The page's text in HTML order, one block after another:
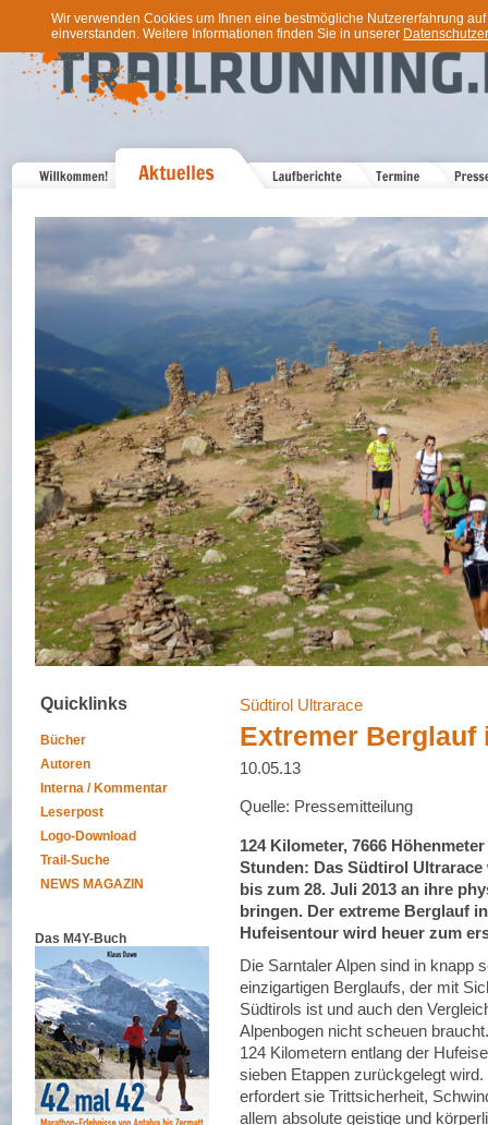
Wir verwenden Cookies um Ihnen eine bestmögliche Nutzererfahrung
einverstanden. Weitere Informationen finden Sie in unserer
Quicklinks
Bücher
Autoren
Interna / Kommentar
Leserpost
Logo-Download
Trail-Suche
NEWS MAGAZIN
Das M4Y-Buch
Südtirol Ultrarace
Extremer Berglauf
10.05.13
Quelle: Pressemitteilung
124 Kilometer, 7666
Stunden: Das Südtirol
bis zum 28. Juli 2013 an ihre
bringen. Der extreme Berglauf
Hufeisentour wird heuer zum
Die Sarntaler Alpen sind in knapp
einzigartigen Berglaufs, der mit
Südtirols ist und auch den
Alpenbogen nicht scheuen
124 Kilometern entlang der
sieben Etappen zurückgelegt
erfordert sie Trittsicherheit,
allem absolute geistige und